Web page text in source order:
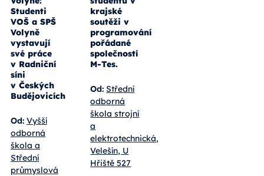
Studenti
VOŠ a SPŠ
Volyně
vystavují
své práce
v Radniční
síni
v Českých
Budějovicích
Od: Vyšší
odborná
škola a
Střední
průmyslová
krajské
soutěži v
programování
pořádané
společností
M-Tes.
Od: Střední
odborná
škola strojní
a
elektrotechnická,
Velešín, U
Hřiště 527